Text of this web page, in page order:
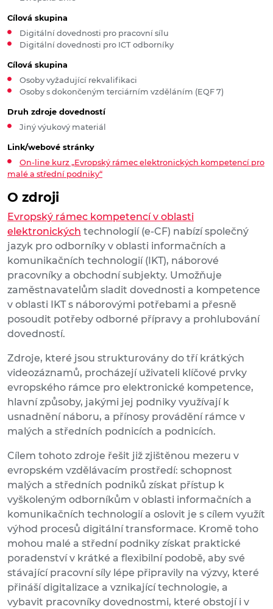
O zdroji
Evropský rámec kompetencí v oblasti
elektronických technologií (e-CF) nabízí společný
jazyk pro odborníky v oblasti informačních a
komunikačních technologií (IKT), náborové
pracovníky a obchodní subjekty. Umožňuje
zaměstnavatelům sladit dovednosti a kompetence
v oblasti IKT s náborovými potřebami a přesně
posoudit potřeby odborné přípravy a prohlubování
dovedností.
Zdroje, které jsou strukturovány do tří krátkých
videozáznamů, procházejí uživateli klíčové prvky
evropského rámce pro elektronické kompetence,
hlavní způsoby, jakými jej podniky využívají k
usnadnění náboru, a přínosy provádění rámce v
malých a středních podnicích a podnicích.
Cílem tohoto zdroje řešit již zjištěnou mezeru v
evropském vzdělávacím prostředí: schopnost
malých a středních podniků získat přístup k
vyškoleným odborníkům v oblasti informačních a
komunikačních technologií a oslovit je s cílem využít
výhod procesů digitální transformace. Kromě toho
mohou malé a střední podniky získat praktické
poradenství v krátké a flexibilní podobě, aby své
stávající pracovní síly lépe připravily na výzvy, které
přináší digitalizace a vznikající technologie, a
vybavit pracovníky dovednostmi, které obstojí i v
Cílová skupina
Digitální dovednosti pro pracovní sílu
Digitální dovednosti pro ICT odborníky
Cílová skupina
Osoby vyžadující rekvalifikaci
Osoby s dokončeným terciárním vzděláním (EQF 7)
Druh zdroje dovedností
Jiný výukový materiál
Link/webové stránky
On-line kurz „Evropský rámec elektronických kompetencí pro
malé a střední podniky“